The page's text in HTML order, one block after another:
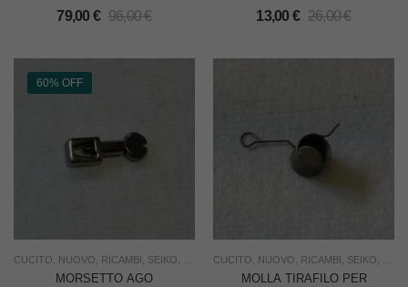
LUNGO CON SPINA
INCASTRO PULEGGIA
79,00 € 96,00€ 13,00 € 26,00€
60% OFF
CUCITO NUOVO RICAMBI SEIKO SOTTOCOSTO ,USO FAMIGLIA
MORSETTO AGO
CUCITO NUOVO RICAMBI SEIKO
MOLLA TIRAFILO PER